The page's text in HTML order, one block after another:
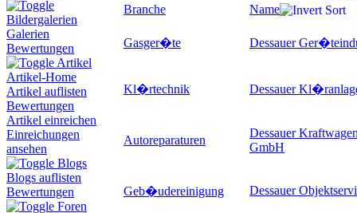
Bildergalerien
Galerien
Bewertungen
Artikel
Artikel-Home
Artikel auflisten
Bewertungen
Artikel einreichen
Einreichungen
ansehen
Blogs
Blogs auflisten
Bewertungen
Foren
Branche
Name
Gasger�te Dessauer
Kl�rtechnik Dessauer
Autoreparaturen
Dessauer
GmbH
Geb�udereinigung Dessauer